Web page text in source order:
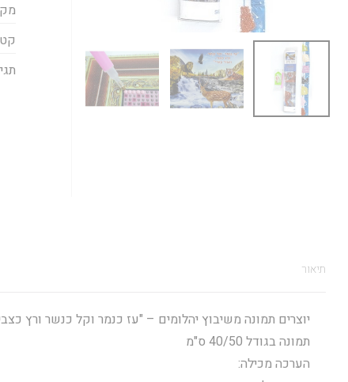
תיאור
יוצרים תמונה משיבוץ יהלומים – "עז כנמר וקל כנשר ורץ
תמונה בגודל 40/50 ס"מ
הערכה מכילה: